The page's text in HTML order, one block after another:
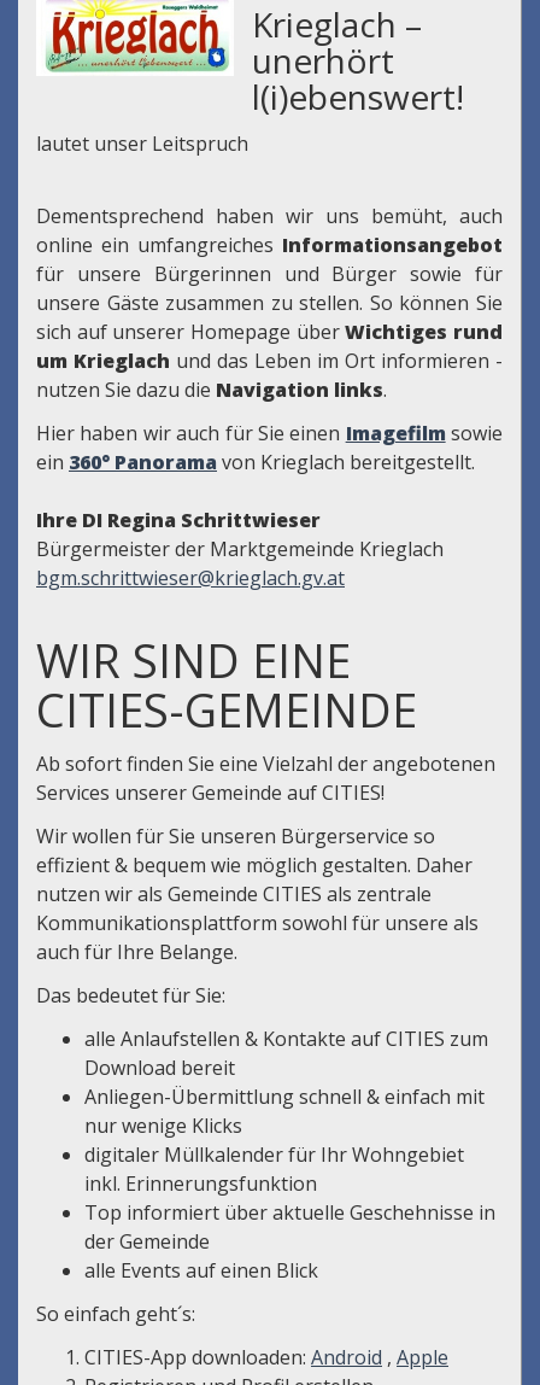
Krieglach –
unerhört
l(i)ebenswert!
lautet unser Leitspruch
Dementsprechend haben wir uns bemüht, auch
online ein umfangreiches Informationsangebot
für unsere Bürgerinnen und Bürger sowie für
unsere Gäste zusammen zu stellen. So können Sie
sich auf unserer Homepage überWichtiges rund
um Krieglach und das Leben im Ort informieren -
nutzen Sie dazu die Navigation links.
Hier haben wir auch für Sie einen Imagefilm sowie
ein 360° Panorama von Krieglach bereitgestellt.
Ihre DI Regina Schrittwieser
Bürgermeister der Marktgemeinde Krieglach
bgm.schrittwieser@krieglach.gv.at
WIR SIND EINE
CITIES-GEMEINDE
Ab sofort finden Sie eine Vielzahl der angebotenen
Services unserer Gemeinde auf CITIES!
Wir wollen für Sie unseren Bürgerservice so
effizient & bequem wie möglich gestalten. Daher
nutzen wir als Gemeinde CITIES als zentrale
Kommunikationsplattform sowohl für unsere als
auch für Ihre Belange.
Das bedeutet für Sie:
alle Anlaufstellen & Kontakte auf CITIES zum
Download bereit
Anliegen-Übermittlung schnell & einfach mit
nur wenige Klicks
digitaler Müllkalender für Ihr Wohngebiet
inkl. Erinnerungsfunktion
Top informiert über aktuelle Geschehnisse in
der Gemeinde
alle Events auf einen Blick
So einfach geht´s:
CITIES-App downloaden: Android , Apple